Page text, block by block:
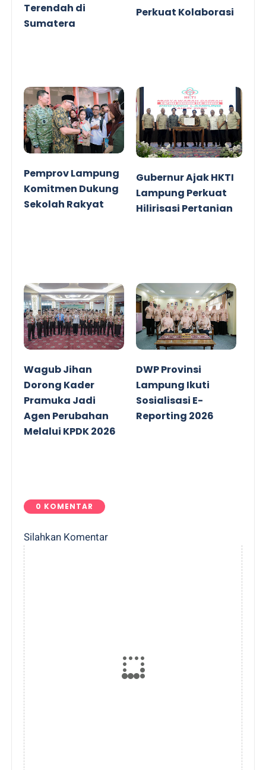
Terendah di
Sumatera
Perkuat Kolaborasi
Pemprov Lampung
Komitmen Dukung
Sekolah Rakyat
Gubernur Ajak HKTI
Lampung Perkuat
Hilirisasi Pertanian
Wagub Jihan
Dorong Kader
Pramuka Jadi
Agen Perubahan
Melalui KPDK 2026
DWP Provinsi
Lampung Ikuti
Sosialisasi E-
Reporting 2026
0 KOMENTAR
Silahkan Komentar